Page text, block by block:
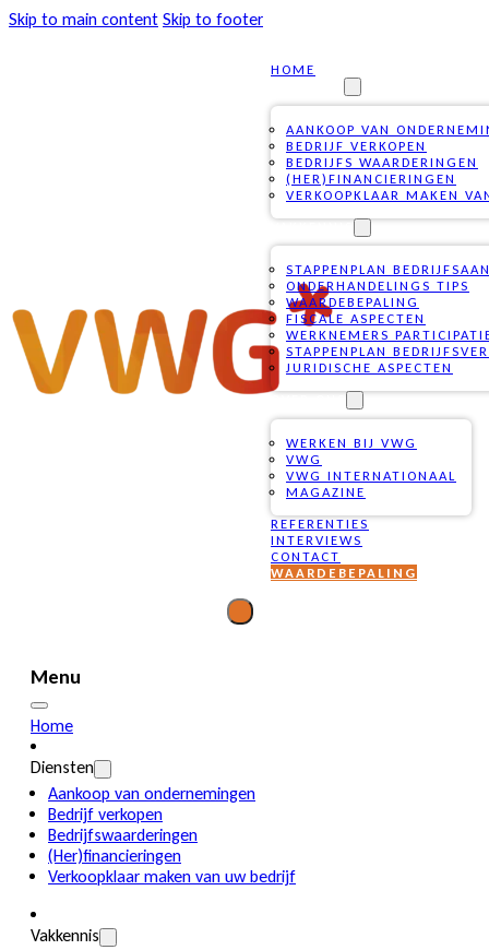
Skip to main content Skip to footer
HOME
AANKOOP VAN
BEDRIJF VERKOPEN
BEDRIJFS WAARDERINGEN
(HER)FINANCIERINGEN
VERKOOPKLAAR MAKEN
STAPPENPLAN
ONDERHANDELINGS TIPS
WAARDEBEPALING
FISCALE ASPECTEN
WERKNEMERS
STAPPENPLAN
JURIDISCHE ASPECTEN
WERKEN BIJ VWG
VWG
VWG INTERNATIONAAL
MAGAZINE
REFERENTIES
INTERVIEWS
CONTACT
WAARDEBEPALING
Menu
Home
Diensten
Aankoop van ondernemingen
Bedrijf verkopen
Bedrijfswaarderingen
(Her)financieringen
Verkoopklaar maken van uw bedrijf
Vakkennis